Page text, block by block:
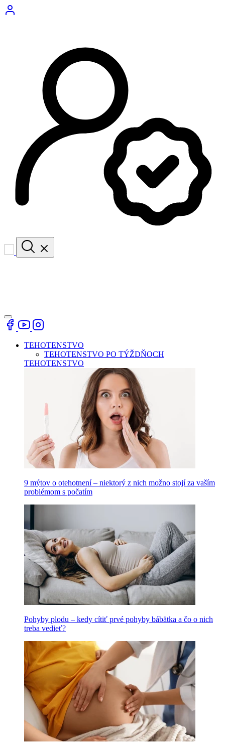
TEHOTENSTVO
TEHOTENSTVO PO TÝŽDŇOCH
TEHOTENSTVO
9 mýtov o otehotnení – niektorý z nich možno stojí za vaším
problémom s počatím
Pohyby plodu – kedy cítiť prvé pohyby bábätka a čo o nich
treba vedieť?